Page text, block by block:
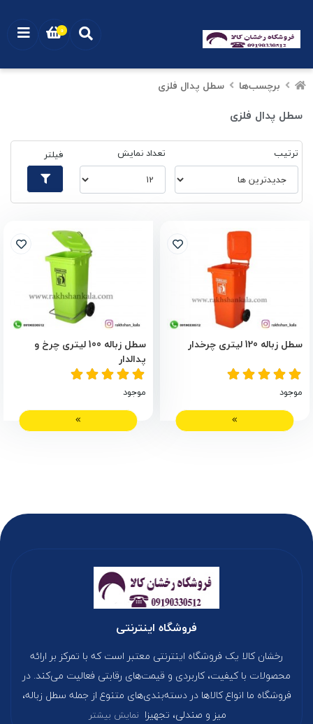
برچسب‌ها سطل پدال فلزی
سطل پدال فلزی
ترتیب تعداد نمایش فیلتر
سطل زباله 120 لیتری چرخدار
موجود
سطل زباله 100 لیتری چرخ و
پدالدار
موجود
فروشگاه اینترنتی
رخشان کالا یک فروشگاه اینترنتی معتبر است که با تمرکز بر ارائه
محصولات با کیفیت، کاربردی و قیمت‌های رقابتی فعالیت می‌کند. در
فروشگاه ما انواع کالاها در دسته‌بندی‌های متنوع از جمله سطل زباله،
میز و صندلی، تجهیزا نمایش بیشتر
0